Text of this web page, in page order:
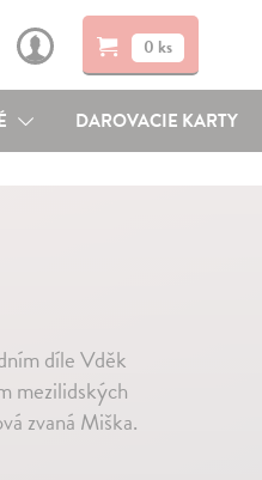
0 ks
DAROVACIE KARTY
díle Vděk
mezilidských
zvaná Miška.